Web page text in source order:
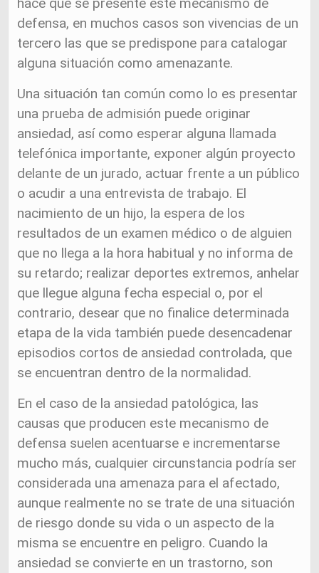
defensa, en muchos casos son vivencias de un
tercero las que se predispone para catalogar
alguna situación como amenazante.
Una situación tan común como lo es presentar
una prueba de admisión puede originar
ansiedad, así como esperar alguna llamada
telefónica importante, exponer algún proyecto
delante de un jurado, actuar frente a un público
o acudir a una entrevista de trabajo. El
nacimiento de un hijo, la espera de los
resultados de un examen médico o de alguien
que no llega a la hora habitual y no informa de
su retardo; realizar deportes extremos, anhelar
que llegue alguna fecha especial o, por el
contrario, desear que no finalice determinada
etapa de la vida también puede desencadenar
episodios cortos de ansiedad controlada, que
se encuentran dentro de la normalidad.
En el caso de la ansiedad patológica, las
causas que producen este mecanismo de
defensa suelen acentuarse e incrementarse
mucho más, cualquier circunstancia podría ser
considerada una amenaza para el afectado,
aunque realmente no se trate de una situación
de riesgo donde su vida o un aspecto de la
misma se encuentre en peligro. Cuando la
ansiedad se convierte en un trastorno, son